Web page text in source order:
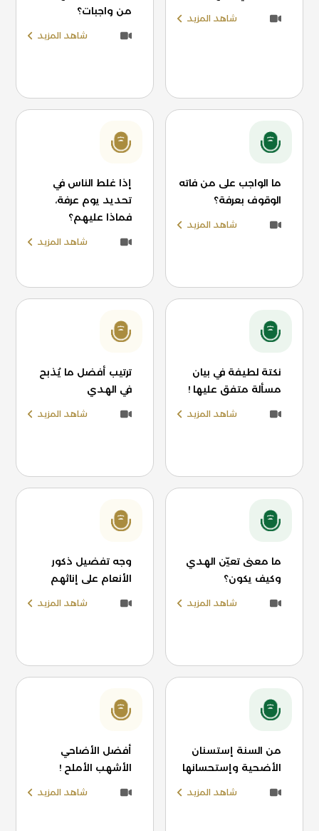
شاهد المزيد
من واجبات؟
شاهد المزيد
ما الواجب على من فاته
الوقوف بعرفة؟
شاهد المزيد
إذا غلط الناس في
تحديد يوم عرفة،
فماذا عليهم؟
شاهد المزيد
نكتة لطيفة في بيان
مسألة متفق عليها !
شاهد المزيد
ترتيب أفضل ما يُذبح
في الهدي
شاهد المزيد
ما معنى تعيّن الهدي
وكيف يكون؟
شاهد المزيد
وجه تفضيل ذكور
الأنعام على إناثهم
شاهد المزيد
من السنة إستسنان
الأضحية وإستحسانها
شاهد المزيد
أفضل الأضاحي
الأشهب الأملح !
شاهد المزيد